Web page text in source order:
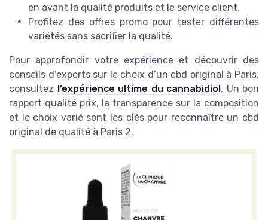
en avant la qualité produits et le service client.
Profitez des offres promo pour tester différentes
variétés sans sacrifier la qualité.
Pour approfondir votre expérience et découvrir des
conseils d’experts sur le choix d’un cbd original à Paris,
consultez l’expérience ultime du cannabidiol . Un bon
rapport qualité prix, la transparence sur la composition
et le choix varié sont les clés pour reconnaître un cbd
original de qualité à Paris 2.